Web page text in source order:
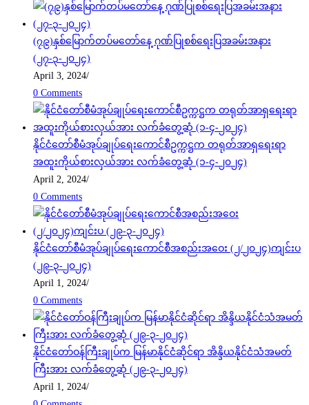
(၇၉)နှစ်မြောက်တပ်မတော်နေ့ ဂုဏ်ပြုစစ်ရေးပြအခမ်းအနား
(၂၇-၃-၂၀၂၄)
April 3, 2024/
0 Comments
နိုင်ငံတော်စီမံအုပ်ချုပ်ရေးကောင်စီဥက္ကဋ္ဌက တရုတ်အာရှရေးရာ
အထူးကိုယ်စားလှယ်အား လက်ခံတွေ့ဆုံ (၁-၄-၂၀၂၄)
April 2, 2024/
0 Comments
နိုင်ငံတော်စီမံအုပ်ချုပ်ရေးကောင်စီအစည်းအဝေး (၂/၂၀၂၄)ကျင်းပ
(၂၉-၃-၂၀၂၄)
April 1, 2024/
0 Comments
နိုင်ငံတော်ဝန်ကြီးချုပ်က မြန်မာနိုင်ငံဆိုင်ရာ အိန္ဒိယနိုင်ငံသံအမတ်
ကြီးအား လက်ခံတွေ့ဆုံ (၂၉-၃-၂၀၂၄)
April 1, 2024/